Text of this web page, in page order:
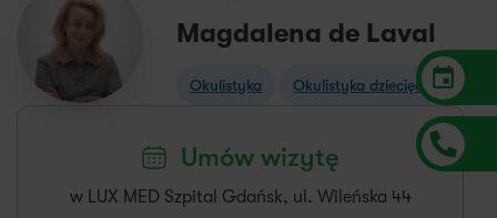
Magdalena de Laval
Okulistyka Okulistyka dziecięca
Umów wizytę
w LUX MED Szpital Gdańsk, ul. Wileńska 44